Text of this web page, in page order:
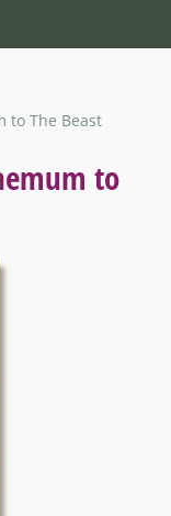
to The Beast
to